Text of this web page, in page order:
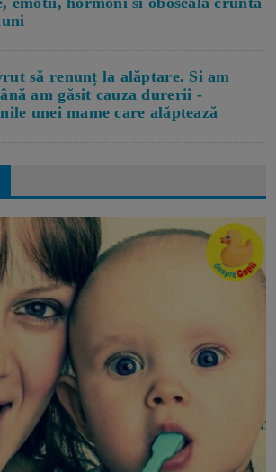
să renunț la alăptare. Si am
am găsit cauza durerii -
unei mame care alăptează